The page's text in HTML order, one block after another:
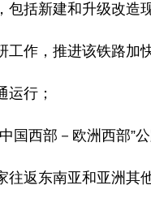
包括新建和升级改造
作，推进该铁路加
运行；
国西部－欧洲西部”
往返东南亚和亚洲其